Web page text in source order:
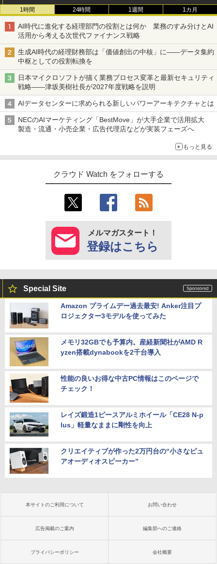
1時間 24時間 1週間 1カ月
AI時代に進化する経理部門の役割とは何か 業務のすみ分けとAI
活用から考える次世代ファイナンス戦略
生成AI時代の経理財務部は「価値創出の中核」に――データ集約
中枢としての役割転換を
日本マイクロソフトが描く業務プロセス変革と最新セキュリティ
戦略――津坂美樹社長が2027年度戦略を説明
AIデータセンターに求められる新しいパワーアーキテクチャとは
NECのAIマーケティング「BestMove」が大手企業で活用拡大
製造・流通・小売企業・広告代理店などが実装フェーズへ
もっと見る
クラウド Watch をフォローする
メルマガスタート！
登録はこちら
Special Site
Amazon プライムデー過去最安! Anker注目プ
ロジェクター3モデルを使ってみた
メモリ32GBでも予算内。産経新聞社がAMD R
yzen搭載dynabookを2千台導入
性能の良いお得な中古PC情報はこのページで
チェック！
レイズ鍛造1ピースアルミホイール「CE28 N-p
lus」軽量なままに剛性を向上
クリエイティブが作った2万円台の“小さなピュ
アオーディオスピーカー”
本サイトのご利用について お問い合わせ
広告掲載のご案内 編集部へのご連絡
プライバシーポリシー 会社概要